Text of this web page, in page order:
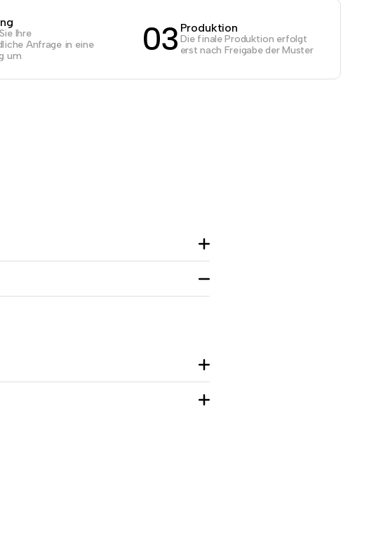
Ihre
Anfrage in eine
um
03 Produktion
Die finale Produktion erfolgt
erst nach Freigabe der Muster